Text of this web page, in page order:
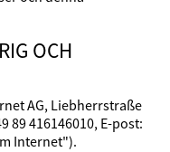
OCH
AG, Liebherrstraße
89 416146010, E-post:
Internet").